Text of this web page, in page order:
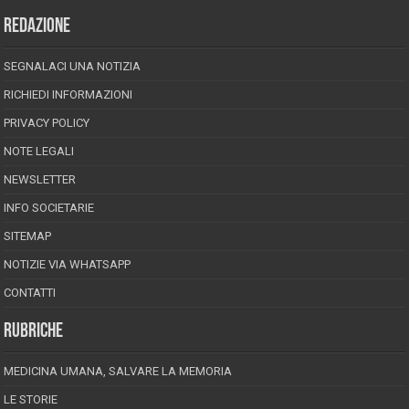
REDAZIONE
SEGNALACI UNA NOTIZIA
RICHIEDI INFORMAZIONI
PRIVACY POLICY
NOTE LEGALI
NEWSLETTER
INFO SOCIETARIE
SITEMAP
NOTIZIE VIA WHATSAPP
CONTATTI
RUBRICHE
MEDICINA UMANA, SALVARE LA MEMORIA
LE STORIE